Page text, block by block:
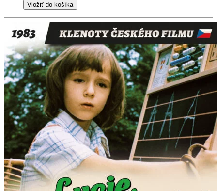
Vložiť do košíka